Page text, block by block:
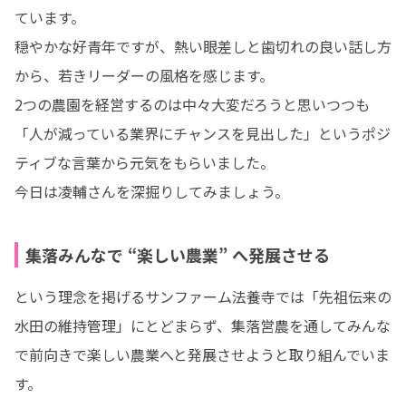
ています。
穏やかな好青年ですが、熱い眼差しと歯切れの良い話し方
から、若きリーダーの風格を感じます。
2つの農園を経営するのは中々大変だろうと思いつつも
「人が減っている業界にチャンスを見出した」というポジ
ティブな言葉から元気をもらいました。
今日は凌輔さんを深掘りしてみましょう。
集落みんなで “楽しい農業” へ発展させる
という理念を掲げるサンファーム法養寺では「先祖伝来の
水田の維持管理」にとどまらず、集落営農を通してみんな
で前向きで楽しい農業へと発展させようと取り組んでいま
す。